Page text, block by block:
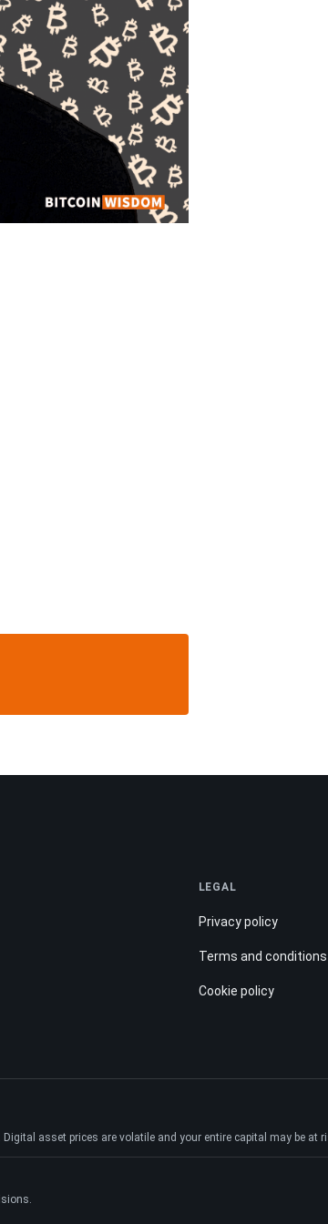
LEGAL
Privacy policy
Terms and conditions
Cookie policy
asset prices are volatile and your entire capital may be at